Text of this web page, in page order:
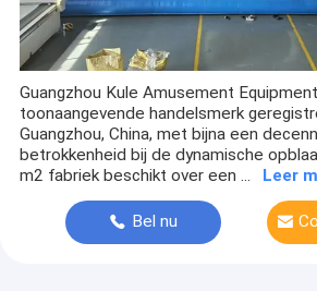
Guangzhou Kule Amusement
toonaangevende handelsmerk
Guangzhou, China, met bijna een
betrokkenheid bij de dynamische
m2 fabriek beschikt over een ...
Leer
Bel nu